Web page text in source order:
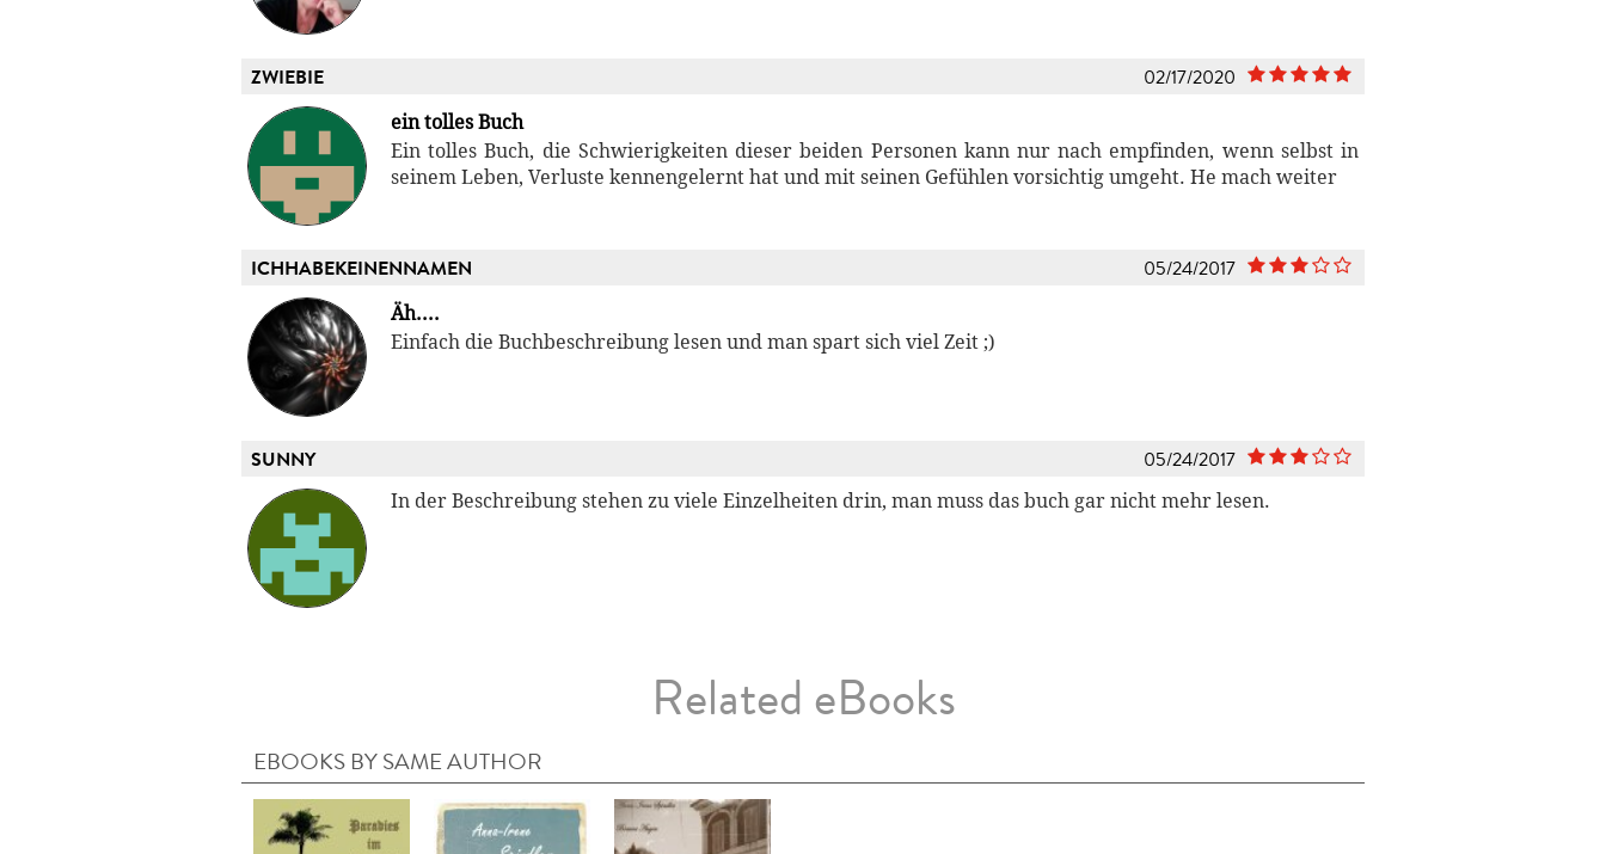
ZWIEBIE 02/17/2020
ein tolles Buch
Ein tolles Buch, die Schwierigkeiten dieser beiden Personen kann nur nach empfinden, wenn selbst in
seinem Leben, Verluste kennengelernt hat und mit seinen Gefühlen vorsichtig umgeht. He mach weiter
ICHHABEKEINENNAMEN 05/24/2017
Äh....
Einfach die Buchbeschreibung lesen und man spart sich viel Zeit ;)
SUNNY 05/24/2017
In der Beschreibung stehen zu viele Einzelheiten drin, man muss das buch gar nicht mehr lesen.
Related eBooks
EBOOKS BY SAME AUTHOR